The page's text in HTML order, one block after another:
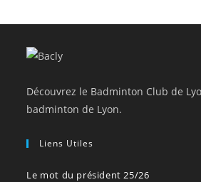
Découvrez le Badminton Club de
badminton de Lyon.
Liens Utiles
Le mot du président 25/26